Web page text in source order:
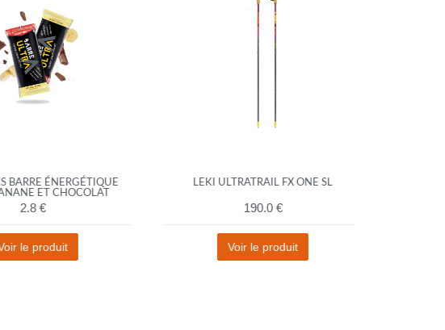
ÉNERGÉTIQUE
ET CHOCOLAT
2.8 €
le produit
LEKI ULTRATRAIL FX ONE SL
190.0 €
Voir le produit